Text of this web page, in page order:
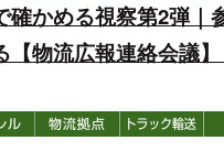
かめる視察第2弾｜
物流広報連絡会議